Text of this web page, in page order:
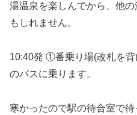
湯温泉を楽しんでから、他
もしれません。
10:40発 ①番乗り場(改札を
のバスに乗ります。
寒かったので駅の待合室で